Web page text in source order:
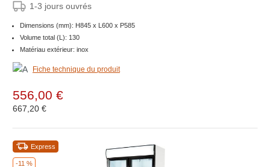
1-3 jours ouvrés
Dimensions (mm): H845 x L600 x P585
Volume total (L): 130
Matériau extérieur: inox
Fiche technique du produit
556,00 €
667,20 €
-11 %
Express